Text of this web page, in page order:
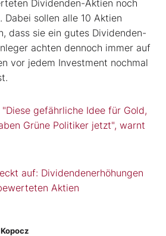
Dividenden-Aktien noch
Dabei sollen alle 10 Aktien
dass sie ein gutes Dividenden-
achten dennoch immer auf
vor jedem Investment nochmal
"Diese gefährliche Idee für Gold,
Grüne Politiker jetzt", warnt
auf: Dividendenerhöhungen
Aktien